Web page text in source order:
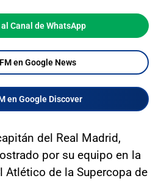
Canal de WhatsApp
en Google News
en Google Discover
del Real Madrid,
por su equipo en la
Atlético de la Supercopa de